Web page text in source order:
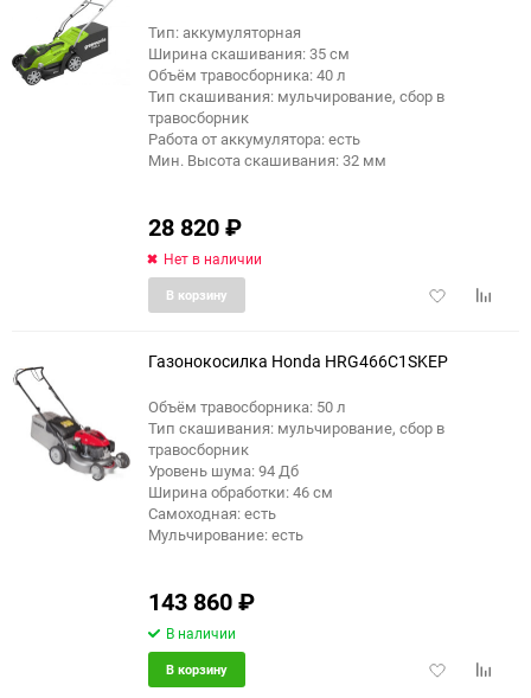
Тип: аккумуляторная
Ширина скашивания: 35 см
Объём травосборника: 40 л
Тип скашивания: мульчирование, сбор в
травосборник
Работа от аккумулятора: есть
Мин. Высота скашивания: 32 мм
28 820₽
Нет в наличии
Добавить
В корзину
еще 2 фото
Газонокосилка Honda HRG466С1SKEP
Объём травосборника: 50 л
Тип скашивания: мульчирование, сбор в
травосборник
Уровень шума: 94 Дб
Ширина обработки: 46 см
Самоходная: есть
Мульчирование: есть
143 860₽
В наличии
Добавить
В корзину